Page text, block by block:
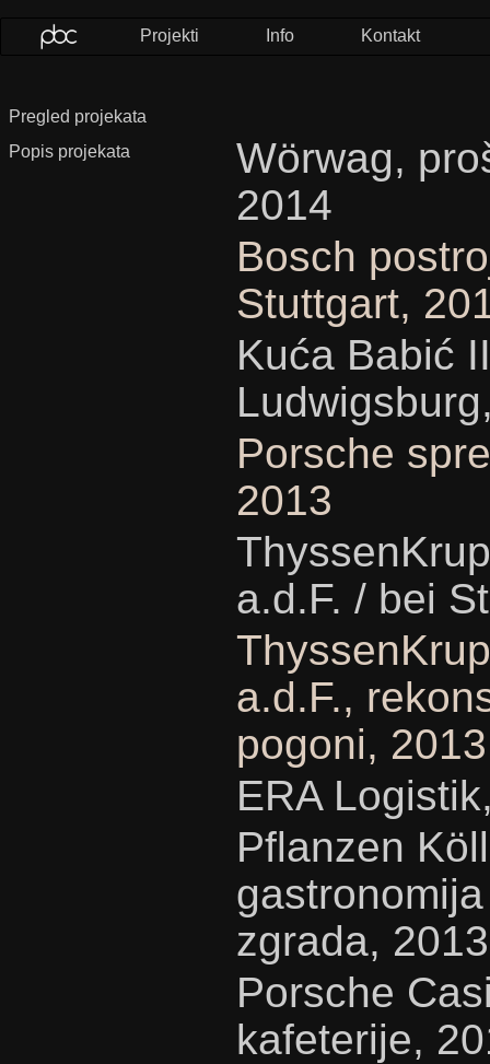
Projekti Info Kontakt
Pregled projekata
Popis projekata
Wörwag,
2014
Bosch
Stuttgart,
Kuća Babić
Porsche
2013
a.d.F. / bei
a.d.F.,
pogoni, 2013
ERA
Pflanzen
zgrada, 2013
Porsche
kafeterije,